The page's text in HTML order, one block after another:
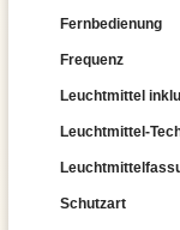
Fernbedienung
Frequenz
Leuchtmittel
Leuchtmittel-
Schutzart